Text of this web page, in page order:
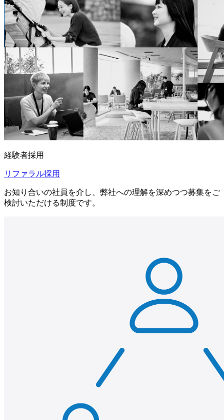
経験者採用
リファラル採用
お知り合いの社員を介し、弊社への理解を深めつつ募集をご
検討いただける制度です。